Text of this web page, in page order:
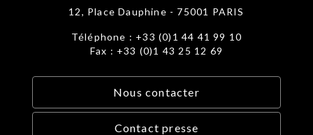
12, Place Dauphine - 75001 PARIS
Téléphone : +33 (0)1 44 41 99 10
Fax : +33 (0)1 43 25 12 69
Nous contacter
Contact presse